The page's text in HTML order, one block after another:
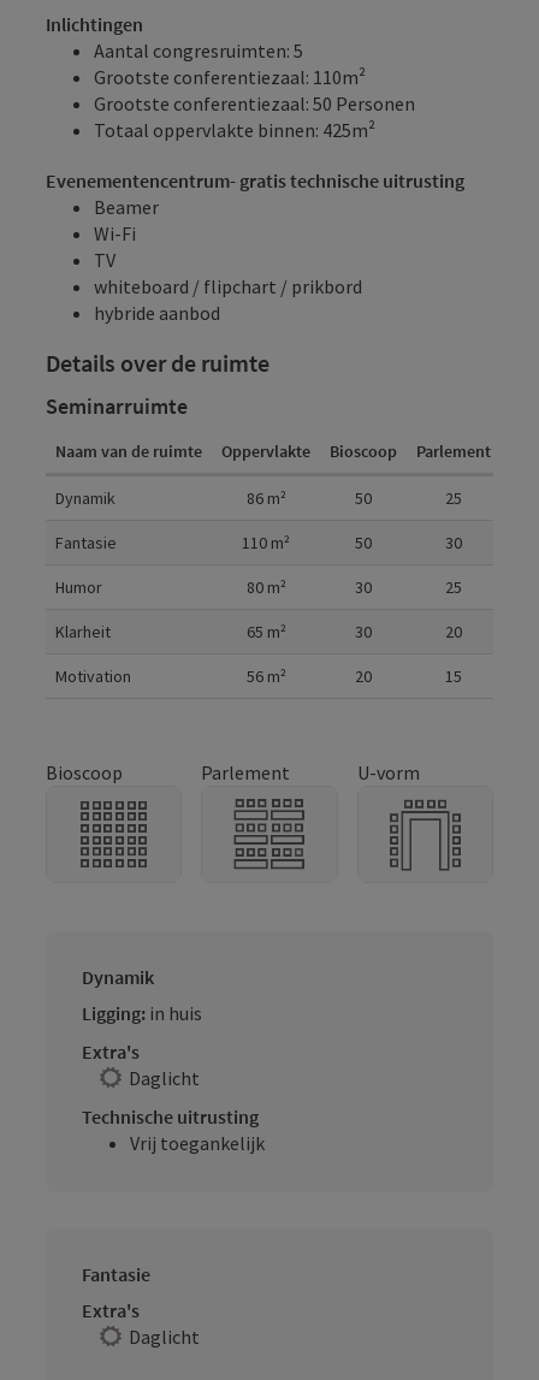
Inlichtingen
Aantal congresruimten: 5
Grootste conferentiezaal: 110m²
Grootste conferentiezaal: 50 Personen
Totaal oppervlakte binnen: 425m²
Evenementencentrum- gratis technische uitrusting
Beamer
Wi-Fi
TV
whiteboard / flipchart / prikbord
hybride aanbod
Details over de ruimte
Seminarruimte
Naam van de ruimte Oppervlakte Bioscoop Parlement
Dynamik 86m² 50 25
Fantasie 110 m² 50 30
Humor 80m² 30 25
Klarheit 65 m² 30 20
Motivation 56m² 20 15
Bioscoop Parlement U-vorm
Dynamik
Ligging: in huis
Extra's
Daglicht
Technische uitrusting
Vrij toegankelijk
Fantasie
Extra's
Daglicht